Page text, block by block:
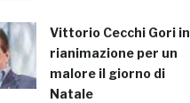
Vittorio Cecchi Gori in
rianimazione per un
malore il giorno di
Natale